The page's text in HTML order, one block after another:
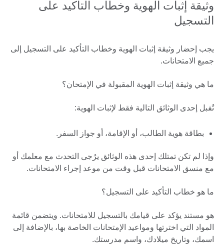
وثيقة إثبات الهوية وخطاب التأكيد على
التسجيل
يجب إحضار وثيقة إثبات الهوية وخطاب التأكيد على التسجيل إلى
جميع الامتحانات.
ما هي وثيقة إثبات الهوية المقبولة في الإمتحان؟
تُفبل إحدى الوثائق التالية فقط لإثبات الهوية:
بطاقة هوية الطالب، أو الإقامة، أو جواز السفر.
وإذا لم تكن تمتلك إحدى هذه الوثائق يرُجى التحدث مع معلمك أو
مع منسق الامتحانات قبل وقت من موعد إجراء الامتحانات.
ما هو خطاب التأكيد على التسجيل؟
هو مستند يؤكد على قيامك بالتسجيل للامتحانات. ويتضمن قائمة
المواد التي اخترتها ومواعيد الإمتحانات الخاصة بها، بالإضافة إلى
اسمك، وتاريخ ميلادك، واسم مدرستك.